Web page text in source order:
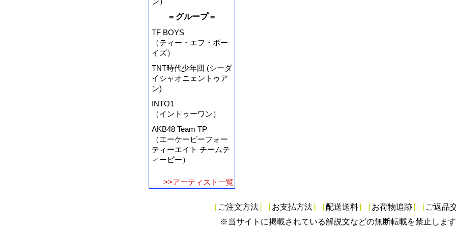
= グループ =
TF BOYS
（ティー・エフ・ボー
イズ）
TNT時代少年団 (シーダ
イシャオニェントゥア
ン)
INTO1
（イントゥーワン）
AKB48 Team TP
（エーケービーフォー
ティーエイト チームテ
ィーピー）
>>アーティスト一覧
[ ご注文方法] [お支払方法] [配送送料] [お荷物追跡] [ ご返品
※当サイトに掲載されている解説文などの無断転載を禁止します